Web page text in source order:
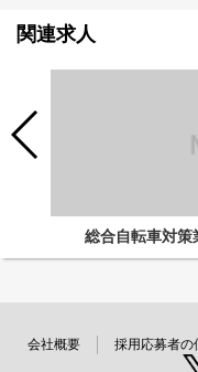
関連求人
総合自転車対策
会社概要 採用応募者の